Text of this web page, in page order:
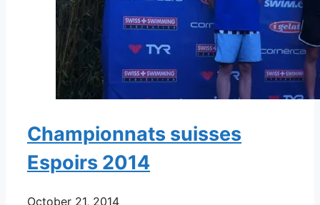
Championnats suisses
Espoirs 2014
October 21, 2014